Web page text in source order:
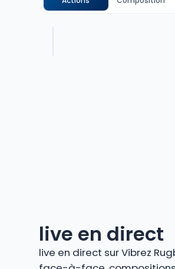
live en direct
live en direct sur Vibrez